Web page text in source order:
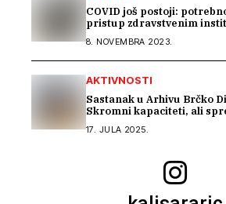
COVID još postoji:
pristup zdravstvenim
8. NOVEMBRA 2023.
AKTIVNOSTI
Sastanak u Arhivu Brčko
Skromni kapaciteti, ali
Kali Sara
17. JULA 2025.